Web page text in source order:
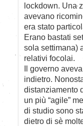
lockdown. Una
avevano
era stato
Erano bastati
sola settimana)
relativi focolai.
Il governo
indietro.
distanziamento
un più “agile”
di studio sono
dietro di sè